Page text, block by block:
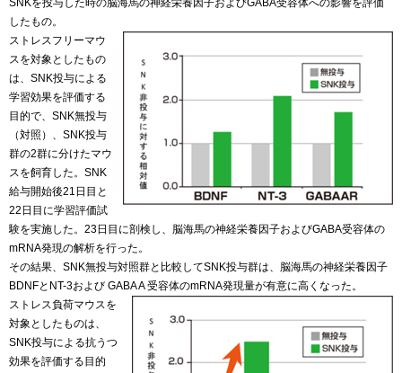
SNKを投与した時の脳海馬の神経栄養因子およびGABA受容体への影響を評価
したもの。
ストレスフリーマウ
スを対象としたもの
は、SNK投与による
学習効果を評価する
目的で、SNK無投与
（対照）、SNK投与
群の2群に分けたマウ
スを飼育した。SNK
給与開始後21日目と
22日目に学習評価試
験を実施した。23日目に剖検し、脳海馬の神経栄養因子およびGABA受容体の
mRNA発現の解析を行った。
その結果、SNK無投与対照群と比較してSNK投与群は、脳海馬の神経栄養因子
BDNFとNT-3および GABA A 受容体のmRNA発現量が有意に高くなった。
ストレス負荷マウスを
対象としたものは、
SNK投与による抗うつ
効果を評価する目的